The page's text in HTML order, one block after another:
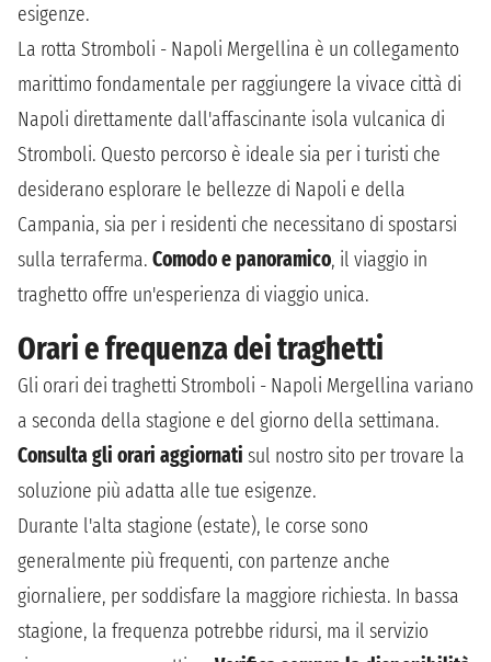
esigenze.
La rotta Stromboli - Napoli Mergellina è un collegamento
marittimo fondamentale per raggiungere la vivace città di
Napoli direttamente dall'affascinante isola vulcanica di
Stromboli. Questo percorso è ideale sia per i turisti che
desiderano esplorare le bellezze di Napoli e della
Campania, sia per i residenti che necessitano di spostarsi
sulla terraferma. Comodo e panoramico, il viaggio in
traghetto offre un'esperienza di viaggio unica.
Orari e frequenza dei traghetti
Gli orari dei traghetti Stromboli - Napoli Mergellina variano
a seconda della stagione e del giorno della settimana.
Consulta gli orari aggiornati sul nostro sito per trovare la
soluzione più adatta alle tue esigenze.
Durante l'alta stagione (estate), le corse sono
generalmente più frequenti, con partenze anche
giornaliere, per soddisfare la maggiore richiesta. In bassa
stagione, la frequenza potrebbe ridursi, ma il servizio